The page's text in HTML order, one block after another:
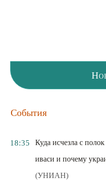
События
18:35
Куда исчезла с
иваси и почему
(УНИАН)